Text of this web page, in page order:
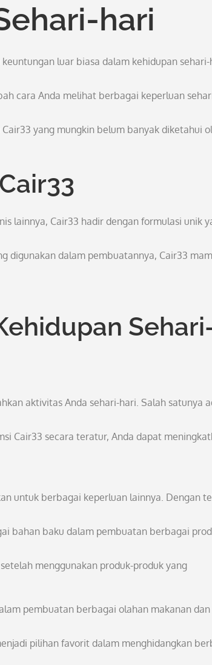
hari
luar biasa dalam kehidupan sehari-
cara Anda melihat berbagai keperluan
yang mungkin belum banyak diketahui
lainnya, Cair33 hadir dengan formulasi unik
digunakan dalam pembuatannya, Cair33
aktivitas Anda sehari-hari. Salah satunya
Cair33 secara teratur, Anda dapat
untuk berbagai keperluan lainnya. Dengan
bahan baku dalam pembuatan berbagai
menggunakan produk-produk yang
pembuatan berbagai olahan makanan dan
pilihan favorit dalam menghidangkan